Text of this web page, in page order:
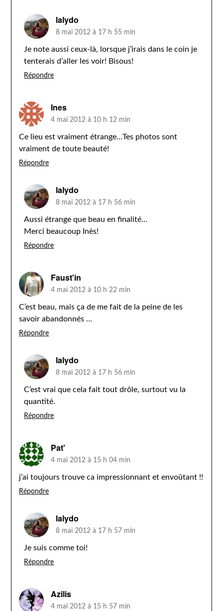
lalydo
8 mai 2012 à 17 h 55 min
Je note aussi ceux-là, lorsque j’irais dans le coin je
tenterais d’aller les voir! Bisous!
Répondre
Ines
4 mai 2012 à 10 h 12 min
Ce lieu est vraiment étrange…Tes photos sont
vraiment de toute beauté!
Répondre
lalydo
8 mai 2012 à 17 h 56 min
Aussi étrange que beau en finalité…
Merci beaucoup Inès!
Répondre
Faust'in
4 mai 2012 à 10 h 22 min
C’est beau, mais ça de me fait de la peine de les
savoir abandonnés …
Répondre
lalydo
8 mai 2012 à 17 h 56 min
C’est vrai que cela fait tout drôle, surtout vu la
quantité.
Répondre
Pat'
4 mai 2012 à 15 h 04 min
j’ai toujours trouve ca impressionnant et envoûtant !!
Répondre
lalydo
8 mai 2012 à 17 h 57 min
Je suis comme toi!
Répondre
Azilis
4 mai 2012 à 15 h 57 min